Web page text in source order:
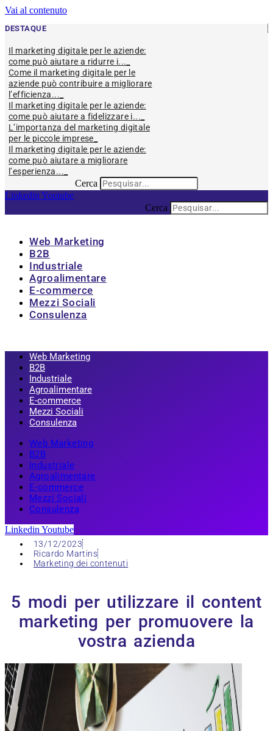
Vai al contenuto
DESTAQUE
Il marketing digitale per le aziende:
come può aiutare a ridurre i...
Come il marketing digitale per le
aziende può contribuire a migliorare
l’efficienza...
Il marketing digitale per le aziende:
come può aiutare a fidelizzare i...
L’importanza del marketing digitale
per le piccole imprese
Il marketing digitale per le aziende:
come può aiutare a migliorare
l’esperienza...
Cerca
Linkedin Youtube
Cerca
Web Marketing
B2B
Industriale
Agroalimentare
E-commerce
Mezzi Sociali
Consulenza
Web Marketing
B2B
Industriale
Agroalimentare
E-commerce
Mezzi Sociali
Consulenza
Web Marketing
B2B
Industriale
Agroalimentare
E-commerce
Mezzi Sociali
Consulenza
Linkedin Youtube
13/12/2023
Ricardo Martins
Marketing dei contenuti
5 modi per utilizzare il content
marketing per promuovere la
vostra azienda